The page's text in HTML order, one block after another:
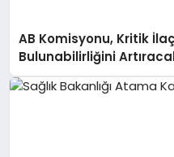
AB Komisyonu, Kritik
Bulunabilirliğini